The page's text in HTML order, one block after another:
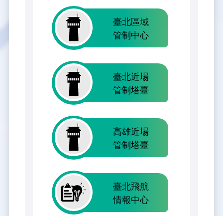
臺北區域
管制中心
臺北近場
管制塔臺
高雄近場
管制塔臺
臺北飛航
情報中心